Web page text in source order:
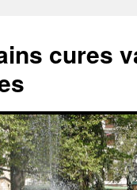
cures